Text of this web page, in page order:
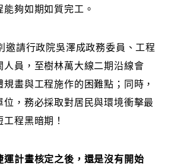
夠如期如質完工。
邀請行政院吳澤成政務委員、工程
員，至樹林萬大線二期沿線會
畫與工程施作的困難點；同時，
，務必採取對居民與環境衝擊最
程黑暗期！
運計畫核定之後，還是沒有開始